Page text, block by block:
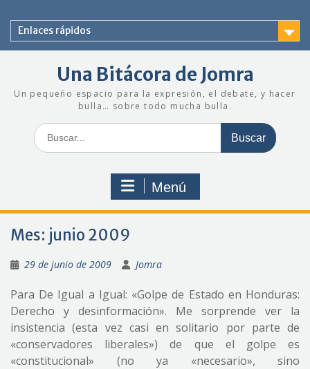
contenido
Enlaces rápidos
Una Bitácora de Jomra
Un pequeño espacio para la expresión, el debate, y hacer
bulla… sobre todo mucha bulla.
Buscar:
Menú
Mes: junio 2009
29 de junio de 2009 Jomra
Para De Igual a Igual: «Golpe de Estado en Honduras:
Derecho y desinformación». Me sorprende ver la
insistencia (esta vez casi en solitario por parte de
«conservadores liberales») de que el golpe es
«constitucional» (no ya «necesario», sino